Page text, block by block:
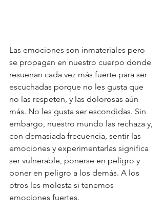
Las emociones son inmateriales pero
se propagan en nuestro cuerpo donde
resuenan cada vez más fuerte para ser
escuchadas porque no les gusta que
no las respeten, y las dolorosas aún
más. No les gusta ser escondidas. Sin
embargo, nuestro mundo las rechaza y,
con demasiada frecuencia, sentir las
emociones y experimentarlas significa
ser vulnerable, ponerse en peligro y
poner en peligro a los demás. A los
otros les molesta si tenemos
emociones fuertes.